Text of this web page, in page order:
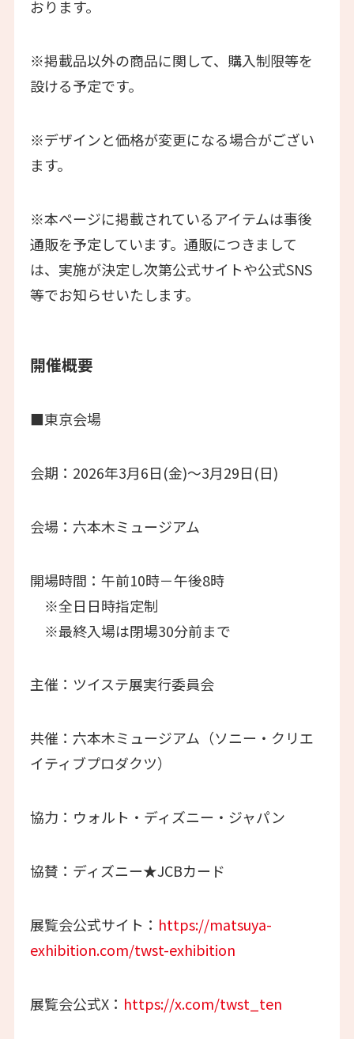
おります。
※掲載品以外の商品に関して、購入制限等を
設ける予定です。
※デザインと価格が変更になる場合がござい
ます。
※本ページに掲載されているアイテムは事後
通販を予定しています。通販につきまして
は、実施が決定し次第公式サイトや公式SNS
等でお知らせいたします。
開催概要
■東京会場
会期：2026年3⽉6⽇(金)〜3⽉29⽇(日)
会場：六本木ミュージアム
開場時間：午前10時－午後8時
※全日日時指定制
※最終⼊場は閉場30分前まで
主催：ツイステ展実行委員会
共催：六本木ミュージアム（ソニー・クリエ
イティブプロダクツ）
協力：ウォルト・ディズニー・ジャパン
協賛：ディズニー★JCBカード
展覧会公式サイト： https://matsuya-
exhibition.com/twst-exhibition
展覧会公式X： https://x.com/twst_ten